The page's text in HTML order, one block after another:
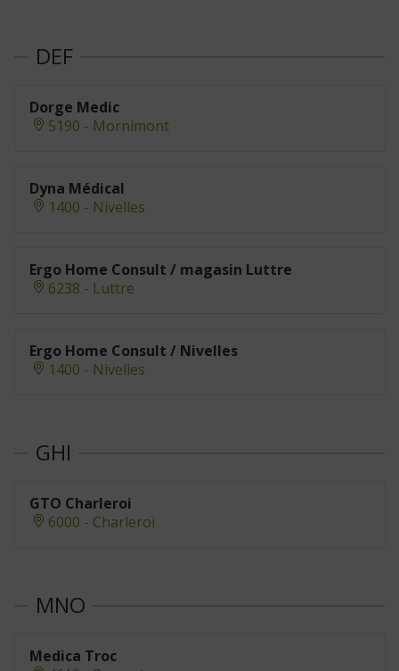
Dorge Medic
5190 - Mornimont
Dyna Médical
1400 - Nivelles
Ergo Home Consult / magasin Luttre
6238 - Luttre
Ergo Home Consult / Nivelles
1400 - Nivelles
GTO Charleroi
6000 - Charleroi
Medica Troc